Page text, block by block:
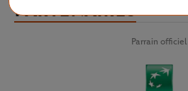
PARTENAIRES
Parrain officiel